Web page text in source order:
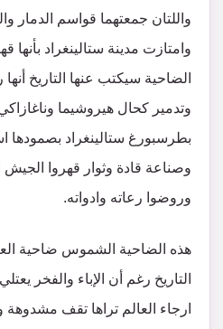
واللتان جمعتهما قواسم الدمار
وامتازت مدينة ستالينغراد
الضاحية سيكتب عنها التاريخ
وتدمير كحال هيروشيما
بطرسبورغ ستالينغراد بصمودها
وصناعة قادة وثوار قهروا الجيش
وروضوا رعاته وادواته.
هذه الضاحية الشموس ضاحية
التاريخ رغم أن الإباء والفخر
ارجاء العالم تراها تقف